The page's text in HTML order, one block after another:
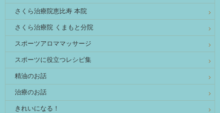
さくら治療院恵比寿 本院
さくら治療院 くまもと分院
スポーツアロママッサージ
スポーツに役立つレシピ集
精油のお話
治療のお話
きれいになる！